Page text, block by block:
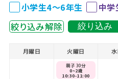
小学生4～6年生
中学
絞り込み解除
絞り込み
月曜日 火曜日
親子 30分
0~2歳
10:30-11:00